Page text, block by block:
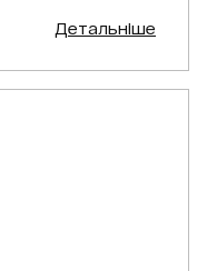
Детальніше